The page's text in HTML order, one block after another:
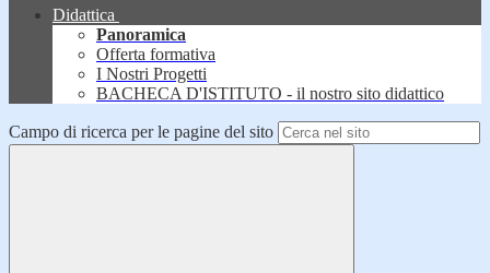
Didattica
Panoramica
Offerta formativa
I Nostri Progetti
BACHECA D'ISTITUTO - il nostro sito didattico
Campo di ricerca per le pagine del sito